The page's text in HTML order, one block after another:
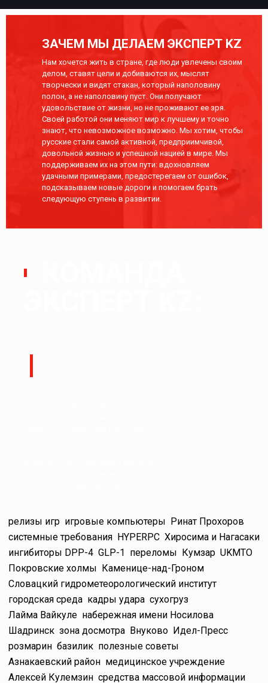
ЗАЧЕМ МЫ ДЕЛАЕМ ЭКСПЕРТ KZ
Нам хочется жить в стране, где люди увлечены своим
делом, ставят цели и добиваются их, мыслят
творчески и видят стакан, который наполовину
полон, а не наполовину пуст. Они получают
удовольствие от жизни, но не проживают ее зря.
Своей работой они меняют мир к лучшему и точно
знают, что невозможное возможно. Мы хотим, чтобы
русские стали самой активной, предприимчивой,
довольной жизнью и успешной нацией в мире. Мы
поддерживаем их на этом пути: вдохновляем
удачными примерами, предостерегаем от ошибок,
подсказываем новые дороги и помогаем брать
следующую ступень в развитии.
релизы игр игровые компьютеры Ринат Прохоров
системные требования HYPERPC Хиросима и Нагасаки
ингибиторы DPP-4 GLP-1 переломы Кумзар UKMTO
Покровские холмы Каменице-над-Гроном
Словацкий гидрометеорологический институт
городская среда кадры удара сухогруз
Лайма Вайкуле набережная имени Носилова
Шадринск зона досмотра Внуково Идел-Пресс
розмарин базилик полезные советы
Азнакаевский район медицинское учреждение
Алексей Кулемзин средства массовой информации